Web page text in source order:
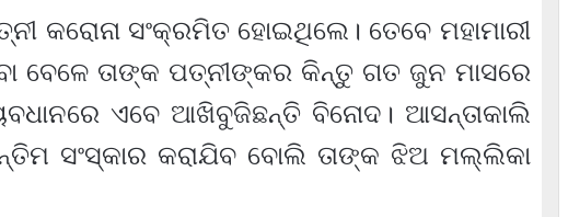
କରୋନା ସଂକ୍ରମିତ ହୋଇଥିଲେ। ତେବେ ମହାମାରୀ
ତାଙ୍କ ପତ୍ନୀଙ୍କର କିନ୍ତୁ ଗତ ଜୁନ ମାସରେ
ଏବେ ଆଖିବୁଜିଛନ୍ତି ବିନୋଦ। ଆସନ୍ତାକାଲି
ସଂସ୍କାର କରାଯିବ ବୋଲି ତାଙ୍କ ଝିଅ ମଲ୍ଲିକା